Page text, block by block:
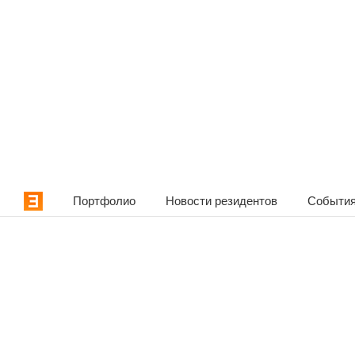
Портфолио Новости резидентов